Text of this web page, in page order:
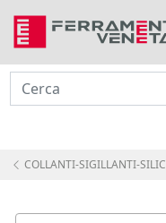
Cerca
COLLANTI-SIGILLANTI-